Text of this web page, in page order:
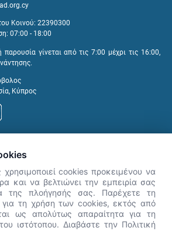
Κοινού: 22390300
07:00 - 18:00
γίνεται από τις 7:00 μέχρι τις 16:00,
Κύπρος
👋 Καλώς ήρθες! Είμαι η Νόησις.
Πες μου πώς μπορώ να σε βοηθήσω
χρησιμοποιεί cookies προκειμένου να
και να βελτιώνει την εμπειρία σας
της πλοήγησής σας. Παρέχετε τη
τη χρήση των cookies, εκτός από
ως απολύτως απαραίτητα για τη
ιστότοπου. Διαβάστε την Πολιτική